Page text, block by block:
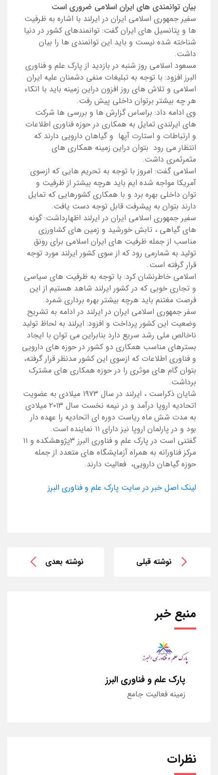
بیان توانمندی های ایران اسلامی ضروری است
سفیر جمهوری اسلامی ایران در ایرلند با اشاره به ظرفیت
ها و پتانسیل های ایران گفت: توانمندهای کشور در دنیا
شناخته شده نیست و باید این توانمندی ها را بیان
داشت.
مسعود اسلامی روز شنبه در بازدید از پارک علم و فناوری
البرز افزود: با توجه به تبلیغات منفی دشمنان علیه ایران
اسلامی و تلاش های روز افزون دراین زمینه باید با اتکاء
هر چه بیشتر برتوان داخلی پیش رفت.
وی ادامه داد: براساس گزارش ها و بررسی ها شرکت
های ایرلندی تمایل به همکاری در حوزه فناوری اطلاعات
و ارتباطات و استارت آپها و گیاهان دارویی دارند که
انتظار می رود بتوان دراین زمینه همکاری های
مثمرثمری داشت.
اسلامی گفت: امروز با توجه به تحریم هایی که ازسوی
آمریکا مواجه شده ایم باید هرچه بیشتر از ظرفیت و
توان داخلی بهره برد و با همکاری کشورهایی که تمایل
دارند بتوان به پیشرفت قابل توجه دست یافت.
سفیر جمهوری اسلامی ایران در ایرلند اظهارداشت: گونه
های گیاهی ، تابش خورشید و زمین های کشاورزی
مناسب از جمله ظرفیت های ایران اسلامی برای رونق
تولید به شمارمی رود که از سوی کشور ایرلند مورد توجه
قرار گرفته است.
اسلامی خاطرنشان کرد: با توجه به ظرفیت های سیاسی
و تجاری خوبی که در کشور ایرلند شاهد هستیم از این
فرصت مغتنم باید هرچه بیشتر بهره برداری شمرد.
سفر جمهوری اسلامی ایران در ایرلند در ادامه به تشریح
وضعیت این کشور پرداخت و افزود: ایرلند به لحاظ تولید
ناخالص ملی رشد سریع دارد بنابراین می توان با ایجاد
بسترهای مناسب همکاری دو کشور در حوزه های دارویی
و فناوری اطلاعات که ازسوی این کشور مدنظر قرار گرفته،
بتوان گام های موثری را در حوزه همکاری های مشترک
برداشت.
شایان ذکراست ، ایرلند در سال ۱۹۷۳ میلادی به عضویت
اتحادیه اروپا درآمد و در نیمه نخست سال ۲۰۱۳ میلادی
به مدت شش ماه ریاست دوره ای اتحادیه را عهده دار
بود و در پارلمان اروپا نیز دارای ۱۱ نماینده است.
گفتنی است در پارک علم و فناوری البرز ۳پژوهشکده و ۱۱
مرکز فناورانه به همراه آزمایشگاه های متعدد از جمله
حوزه گیاهان دارویی، فعالیت دارند.
لینک اصل خبر در سایت پارک علم و فناوری البرز
نوشته قبلی نوشته بعدی
منبع خبر
پارک علم و فناوری البرز
زمینه فعالیت جامع
نظرات